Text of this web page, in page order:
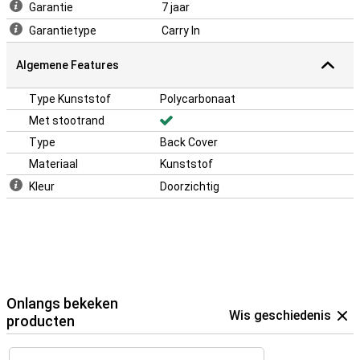
Garantie
7 jaar
Garantietype
Carry In
Algemene Features
Type Kunststof
Polycarbonaat
Met stootrand
Type
Back Cover
Materiaal
Kunststof
Kleur
Doorzichtig
Onlangs bekeken
producten
Wis geschiedenis